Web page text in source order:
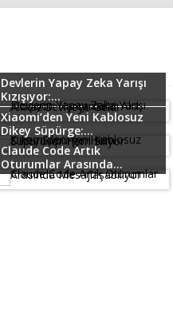
Devlerin Yapay Zeka Yarışı
Kızışıyor:...
Xiaomi’den Yeni Kablosuz
Dikey Süpürge:...
Claude Code Artık
Oturumlar Arasında...